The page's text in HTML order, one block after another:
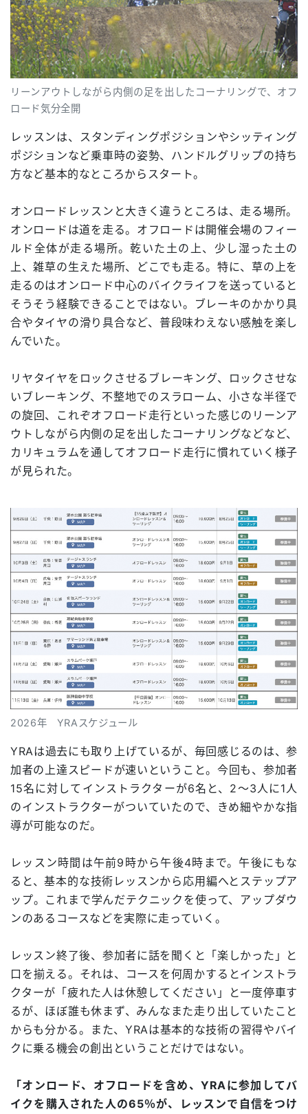
リーンアウトしながら内側の足を出したコーナリングで、オフ
ロード気分全開
レッスンは、スタンディングポジションやシッティング
ポジションなど乗車時の姿勢、ハンドルグリップの持ち
方など基本的なところからスタート。
オンロードレッスンと大きく違うところは、走る場所。
オンロードは道を走る。オフロードは開催会場のフィー
ルド全体が走る場所。乾いた土の上、少し湿った土の
上、雑草の生えた場所、どこでも走る。特に、草の上を
走るのはオンロード中心のバイクライフを送っていると
そうそう経験できることではない。ブレーキのかかり具
合やタイヤの滑り具合など、普段味わえない感触を楽し
んでいた。
リヤタイヤをロックさせるブレーキング、ロックさせな
いブレーキング、不整地でのスラローム、小さな半径で
の旋回、これぞオフロード走行といった感じのリーンア
ウトしながら内側の足を出したコーナリングなどなど、
カリキュラムを通してオフロード走行に慣れていく様子
が見られた。
2026年 YRAスケジュール
YRAは過去にも取り上げているが、毎回感じるのは、参
加者の上達スピードが速いということ。今回も、参加者
15名に対してインストラクターが6名と、2〜3人に1人
のインストラクターがついていたので、きめ細やかな指
導が可能なのだ。
レッスン時間は午前9時から午後4時まで。午後にもな
ると、基本的な技術レッスンから応用編へとステップア
ップ。これまで学んだテクニックを使って、アップダウ
ンのあるコースなどを実際に走っていく。
レッスン終了後、参加者に話を聞くと「楽しかった」と
口を揃える。それは、コースを何周かするとインストラ
クターが「疲れた人は休憩してください」と一度停車す
るが、ほぼ誰も休まず、みんなまた走り出していたこと
からも分かる。また、YRAは基本的な技術の習得やバイ
クに乗る機会の創出ということだけではない。
「オンロード、オフロードを含め、YRAに参加してバ
イクを購入された人の65％が、レッスンで自信をつけ